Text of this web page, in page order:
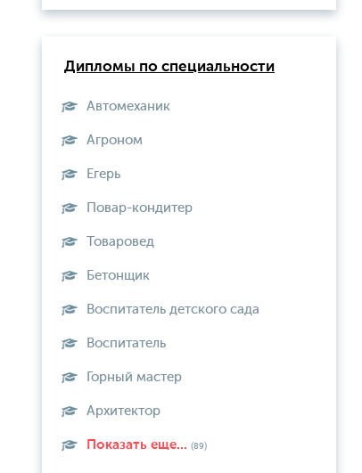
Дипломы по специальности
Автомеханик
Агроном
Егерь
Повар-кондитер
Товаровед
Бетонщик
Воспитатель детского сада
Воспитатель
Горный мастер
Архитектор
Показать еще... (89)